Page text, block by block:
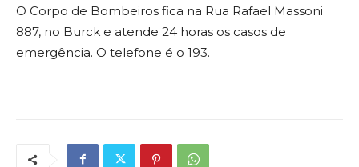
O Corpo de Bombeiros fica na Rua Rafael Massoni
887, no Burck e atende 24 horas os casos de
emergência. O telefone é o 193.